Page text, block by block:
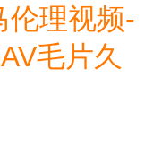
伦理视频-
毛片久